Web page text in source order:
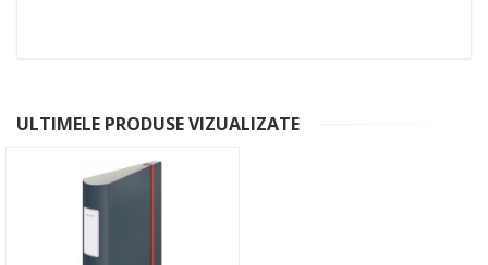
ULTIMELE PRODUSE VIZUALIZATE